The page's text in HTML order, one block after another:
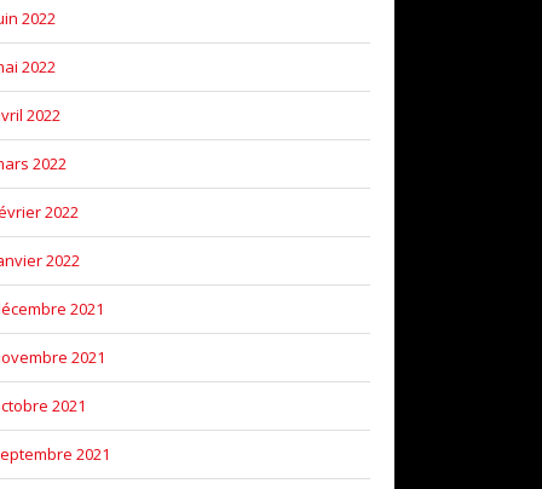
2022
2022
2022
2022
2022
2022
2021
2021
2021
2021